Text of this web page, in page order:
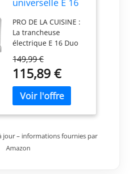
trancheuse
électrique à
moteur ECO,
fabriquée en
Allemagne
PRO DE LA CUISINE :
La trancheuse
électrique E 16 Duo
équipée d'une lame
dentelée et d'une
lame lisse pour
trancher en continu
le pain, les légumes
ou la charcuterie, de
20 mm d'épaisseur.
BIEN PENSÉ : Le
149,99 €
115,89 €
jour – informations fournies par
Amazon